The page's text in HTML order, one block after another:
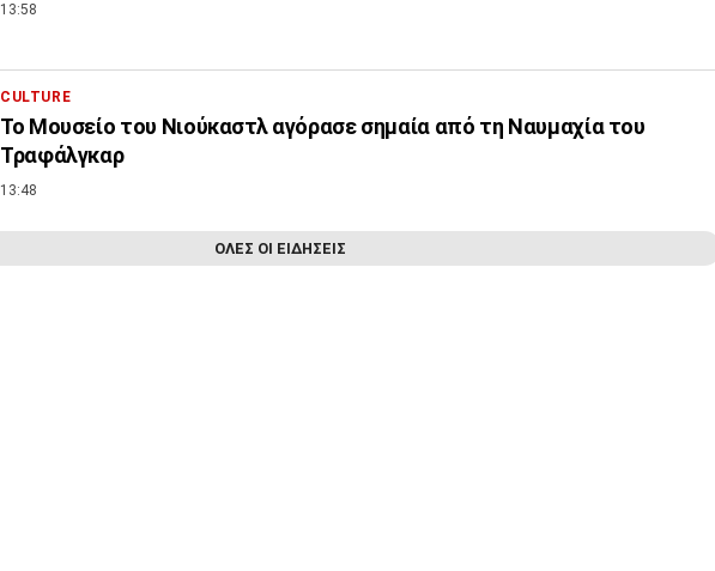
13:58
CULTURE
Το Μουσείο του Νιούκαστλ αγόρασε σημαία από τη Ναυμαχία του
Τραφάλγκαρ
13:48
ΟΛΕΣ ΟΙ ΕΙΔΗΣΕΙΣ